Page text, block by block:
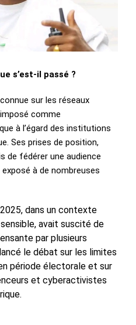
s’est-il passé ?
sur les réseaux
comme
à l’égard des institutions
Ses prises de position,
de fédérer une audience
à de nombreuses
dans un contexte
avait suscité de
par plusieurs
le débat sur les limites
période électorale et sur
et cyberactivistes